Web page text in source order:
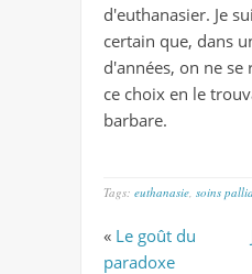
d'euthanasier. Je
certain que, dans
d'années, on ne
ce choix en le
barbare.
Tags: euthanasie soins
« Le goût du
paradoxe